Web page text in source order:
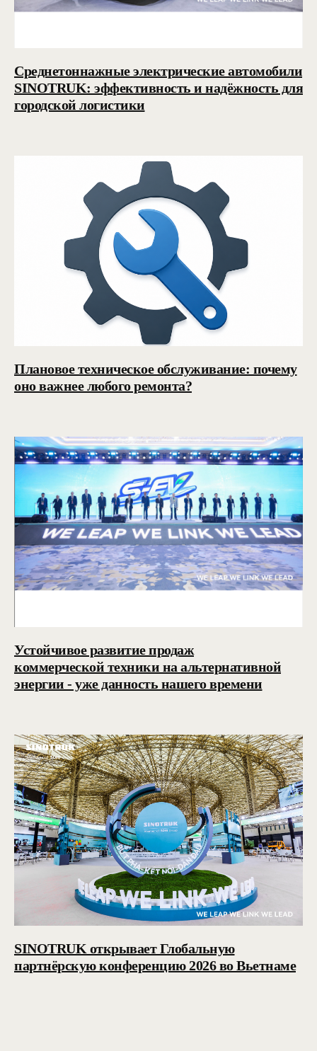
Среднетоннажные электрические автомобили
SINOTRUK: эффективность и надёжность для
городской логистики
Плановое техническое обслуживание: почему
оно важнее любого ремонта?
Устойчивое развитие продаж
коммерческой техники на альтернативной
энергии - уже данность нашего времени
SINOTRUK открывает Глобальную
партнёрскую конференцию 2026 во Вьетнаме